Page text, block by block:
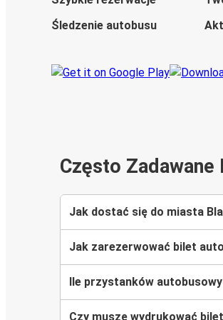
Śledzenie autobusu
Często Zadawane
Jak dostać się do miasta
Jak zarezerwować bilet
Ile przystanków
Czy muszę wydrukować